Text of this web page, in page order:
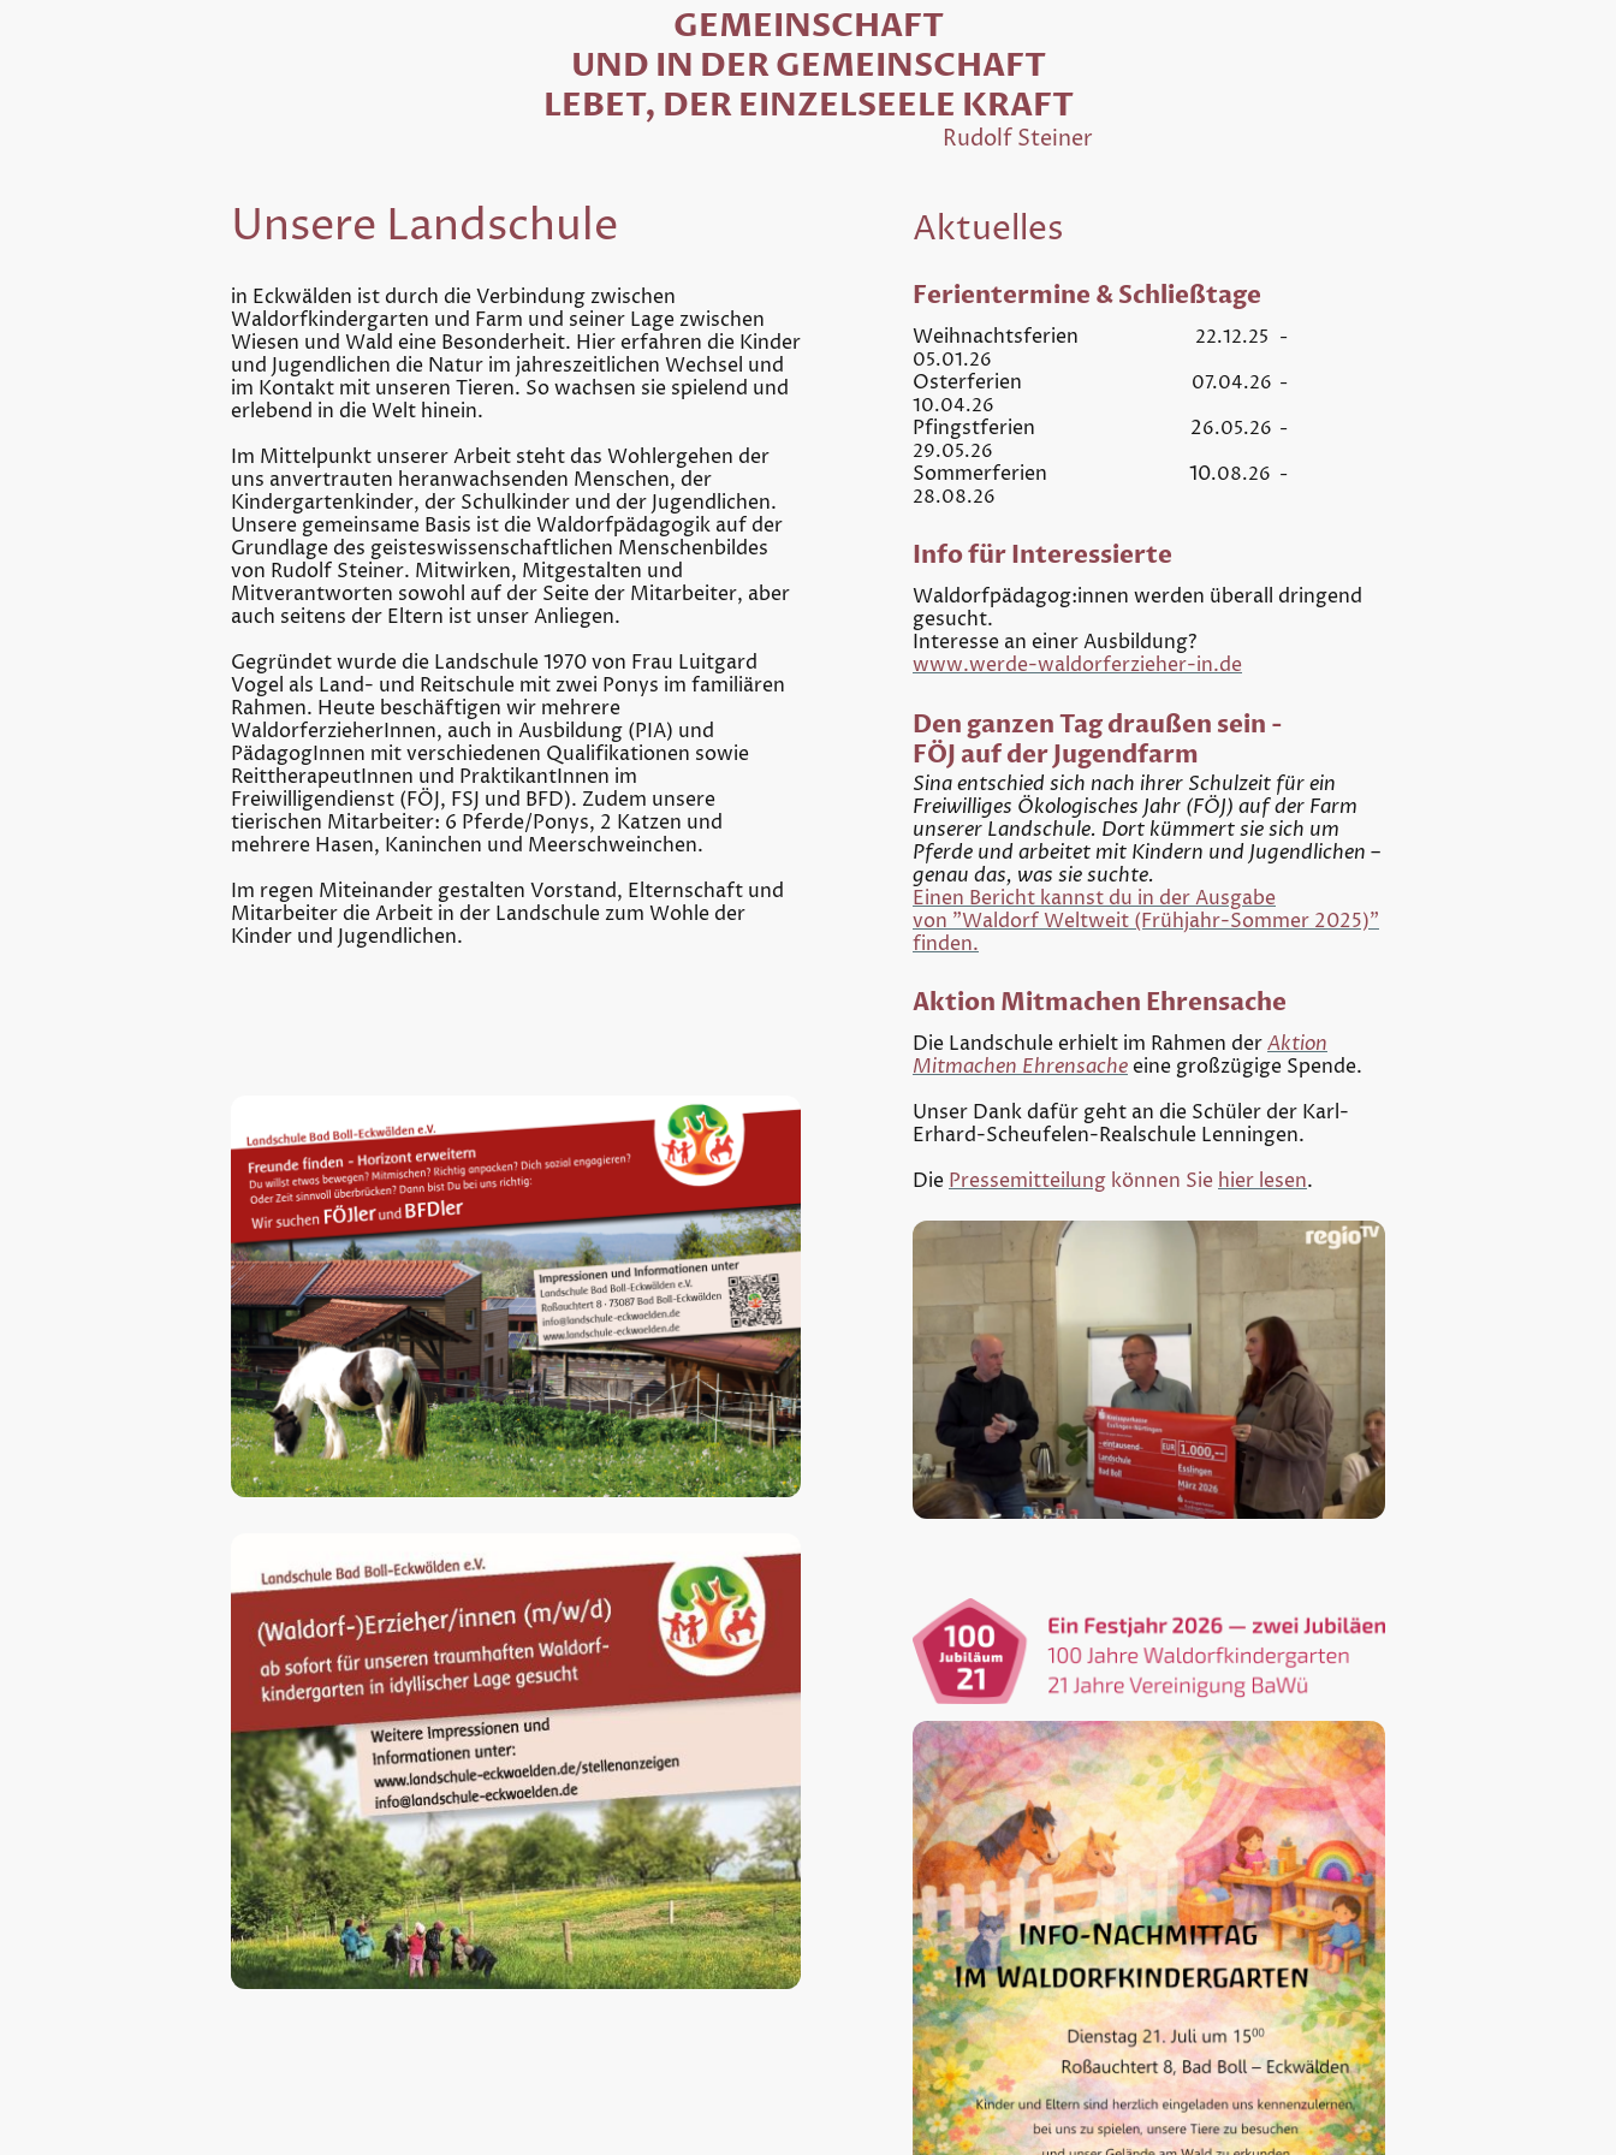
GEMEINSCHAFT
UND IN DER GEMEINSCHAFT
LEBET, DER EINZELSEELE KRAFT
Rudolf Steiner
Aktuelles
Ferientermine & Schließtage
Weihnachtsferien 22.12.25 -
05.01.26
Osterferien 07.04.26 -
10.04.26
Pfingstferien 26.05.26 -
29.05.26
Sommerferien 10.08.26 -
28.08.26
Info für Interessierte
Waldorfpädagog:innen werden überall dringend
gesucht.
Interesse an einer Ausbildung?
www.werde-waldorferzieher-in.de
Den ganzen Tag draußen sein -
FÖJ auf der Jugendfarm
Sina entschied sich nach ihrer Schulzeit für ein
Freiwilliges Ökologisches Jahr (FÖJ) auf der Farm
unserer Landschule. Dort kümmert sie sich um
Pferde und arbeitet mit Kindern und Jugendlichen –
genau das, was sie suchte.
Einen Bericht kannst du in der Ausgabe
von "Waldorf Weltweit (Frühjahr-Sommer 2025)"
finden.
Aktion Mitmachen Ehrensache
Die Landschule erhielt im Rahmen derAktion
Mitmachen Ehrensacheeine großzügige Spende.
Unser Dank dafür geht an die Schüler der Karl-
Erhard-Scheufelen-Realschule Lenningen.
Die Pressemitteilung können Sie hier lesen.
Unsere Landschule
in Eckwälden ist durch die Verbindung zwischen
Waldorfkindergarten und Farm und seiner Lage zwischen
Wiesen und Wald eine Besonderheit. Hier erfahren die Kinder
und Jugendlichen die Natur im jahreszeitlichen Wechsel und
im Kontakt mit unseren Tieren. So wachsen sie spielend und
erlebend in die Welt hinein.
Im Mittelpunkt unserer Arbeit steht das Wohlergehen der
uns anvertrauten heranwachsenden Menschen, der
Kindergartenkinder, der Schulkinder und der Jugendlichen.
Unsere gemeinsame Basis ist die Waldorfpädagogik auf der
Grundlage des geisteswissenschaftlichen Menschenbildes
von Rudolf Steiner. Mitwirken, Mitgestalten und
Mitverantworten sowohl auf der Seite der Mitarbeiter, aber
auch seitens der Eltern ist unser Anliegen.
Gegründet wurde die Landschule 1970 von Frau Luitgard
Vogel als Land- und Reitschule mit zwei Ponys im familiären
Rahmen. Heute beschäftigen wir mehrere
WaldorferzieherInnen, auch in Ausbildung (PIA) und
PädagogInnen mit verschiedenen Qualifikationen sowie
ReittherapeutInnen und PraktikantInnen im
Freiwilligendienst (FÖJ, FSJ und BFD). Zudem unsere
tierischen Mitarbeiter: 6 Pferde/Ponys, 2 Katzen und
mehrere Hasen, Kaninchen und Meerschweinchen.
Im regen Miteinander gestalten Vorstand, Elternschaft und
Mitarbeiter die Arbeit in der Landschule zum Wohle der
Kinder und Jugendlichen.